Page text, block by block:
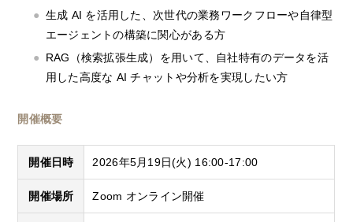
生成 AI を活用した、次世代の業務ワークフローや自律型
エージェントの構築に関心がある方
RAG（検索拡張生成）を用いて、自社特有のデータを活
用した高度な AI チャットや分析を実現したい方
開催概要
開催日時 2026年5月19日(火) 16:00-17:00
開催場所 Zoom オンライン開催